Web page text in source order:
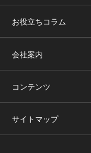
TEL.028-680-5211
お役立ちコラム
会社案内
コンテンツ
サイトマップ